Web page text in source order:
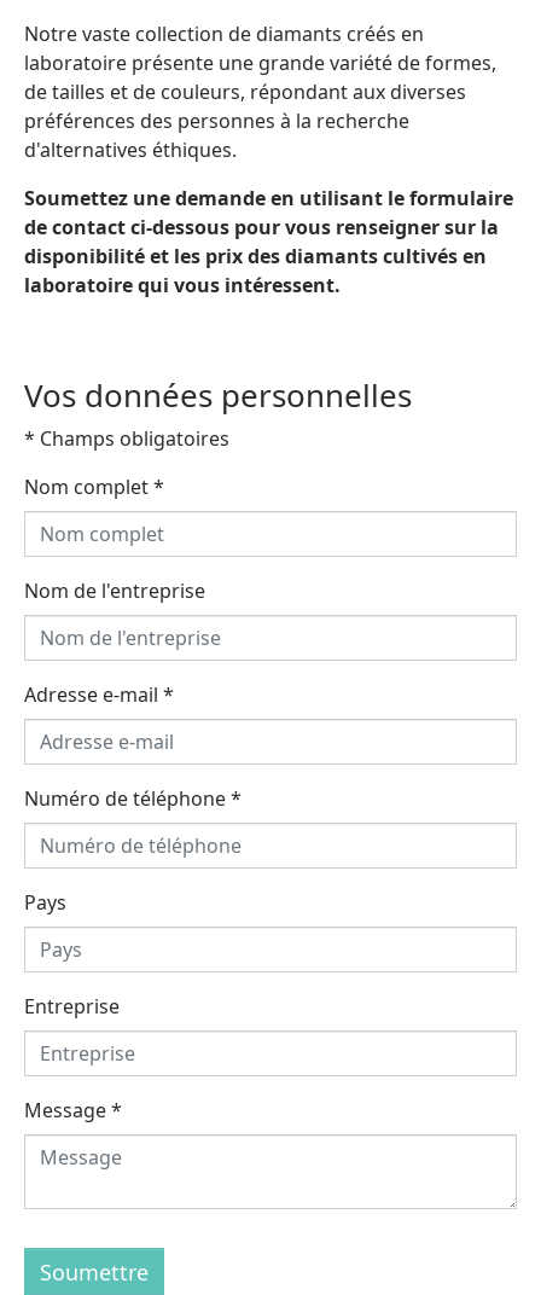
Notre vaste collection de diamants créés en
laboratoire présente une grande variété de formes,
de tailles et de couleurs, répondant aux diverses
préférences des personnes à la recherche
d'alternatives éthiques.
Soumettez une demande en utilisant le formulaire
de contact ci-dessous pour vous renseigner sur la
disponibilité et les prix des diamants cultivés en
laboratoire qui vous intéressent.
Vos données personnelles
* Champs obligatoires
Nom complet*
Nom de l'entreprise
Adresse e-mail *
Numéro de téléphone*
Pays
Entreprise
Message*
Soumettre